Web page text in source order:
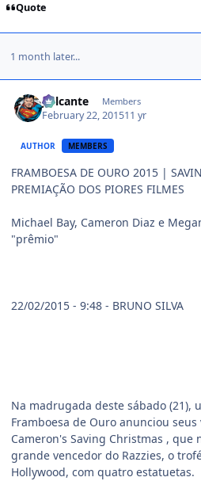
Quote
1 month later...
Jailcante Members
February 22, 201511 yr
AUTHOR MEMBERS
FRAMBOESA DE OURO 2015 |
PREMIAÇÃO DOS PIORES FILMES
Michael Bay, Cameron Diaz e
"prêmio"
22/02/2015 - 9:48 - BRUNO SILVA
Na madrugada deste sábado (21),
Framboesa de Ouro anunciou
Cameron's Saving Christmas , que
grande vencedor do Razzies, o
Hollywood, com quatro estatuetas.